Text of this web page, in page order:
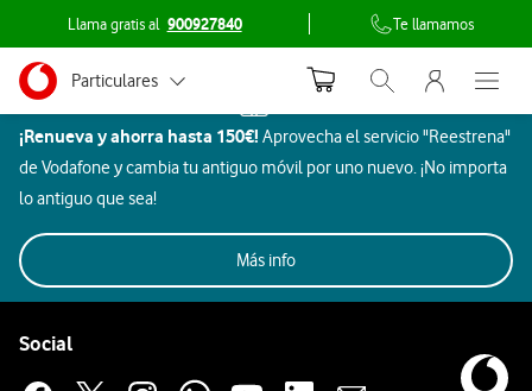
Llama gratis al 900927840 Te llamamos
Ir a la pagina principal de vodafone.es
Menu navegación Segmento
Particulares
Autónomos
Pymes
Grandes empresas
y AA.PP.
Abrir buscador.
Menu
Abre
Inicio
Dispositivos
MóvilesGamingSmartwatch
Auriculares
Apple
¿Puedo
comprar
un
dispositivo
en
sin
una tarifa?
¡Renueva y ahorra hasta 150€! Aprovecha el servicio "Reestrena"
de Vodafone y cambia tu antiguo móvil por uno nuevo. ¡No importa
lo antiguo que sea!
Más info
Social